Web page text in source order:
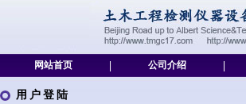
网站首页 公司介绍
用户登陆